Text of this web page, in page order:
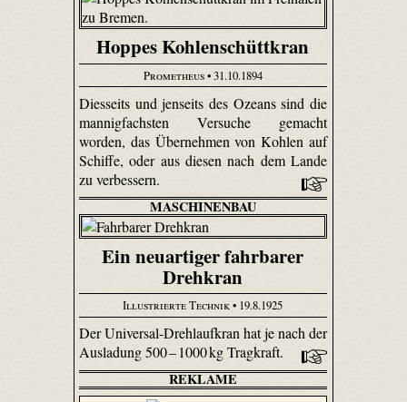
Hoppes Kohlenschüttkran
Prometheus• 31.10.1894
Diesseits und jenseits des Ozeans sind die
mannigfachsten Versuche gemacht
worden, das Übernehmen von Kohlen auf
Schiffe, oder aus diesen nach dem Lande
zu verbessern.
MASCHINENBAU
Ein neuartiger fahrbarer
Drehkran
Illustrierte Technik• 19.8.1925
Der Universal-Drehlaufkran hat je nach der
Ausladung 500 – 1000 kg Tragkraft.
REKLAME